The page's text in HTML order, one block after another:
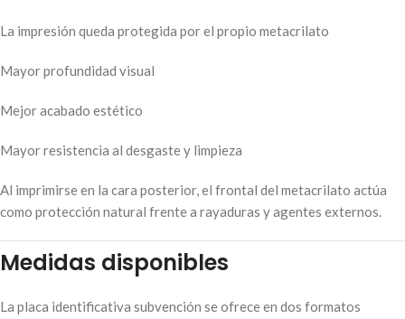
La impresión queda protegida por el propio metacrilato
Mayor profundidad visual
Mejor acabado estético
Mayor resistencia al desgaste y limpieza
Al imprimirse en la cara posterior, el frontal del metacrilato actúa
como protección natural frente a rayaduras y agentes externos.
Medidas disponibles
La placa identificativa subvención se ofrece en dos formatos